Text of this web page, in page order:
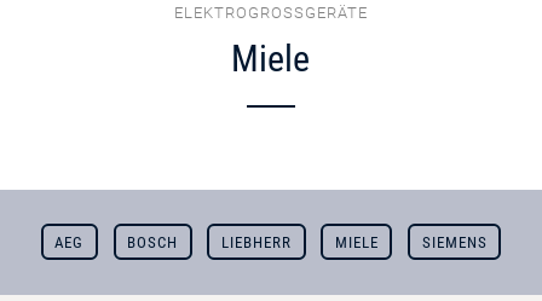
ELEKTROGROSSGERÄTE
Miele
AEG BOSCH LIEBHERR MIELE SIEMENS